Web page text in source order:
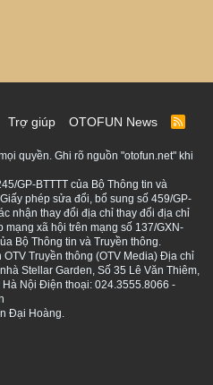
Trợ giúp OTOFUN News
R
S
quyền. Ghi rõ nguồn "otofun.net" khi
GP-BTTTT của Bộ Thông tin và
phép sửa đổi, bổ sung số 459/GP-
nhận thay đổi địa chỉ thay đổi địa chỉ
xã hội trên mạng số 137/GXN-
Bộ Thông tin và Truyền thông.
Truyền thông (OTV Media) Địa chỉ
Stellar Garden, Số 35 Lê Văn Thiêm,
Nội Điện thoại: 024.3555.8066 -
Đại Hoàng.